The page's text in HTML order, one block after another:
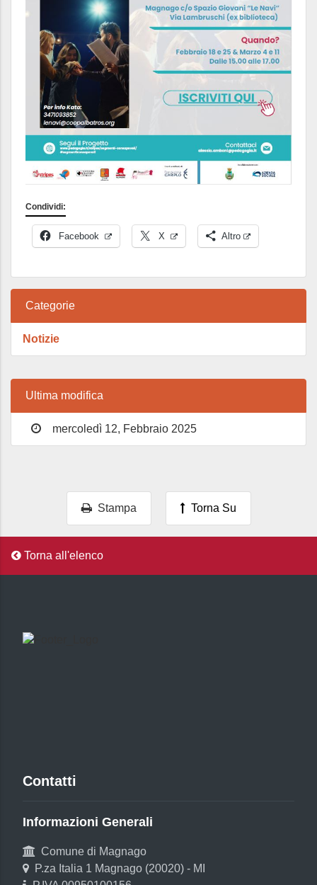
Condividi:
Facebook X Altro
Categorie
Notizie
Ultima modifica
mercoledì 12, Febbraio 2025
Stampa Torna Su
Torna all'elenco
Contatti
Informazioni Generali
Comune di Magnago
P.za Italia 1 Magnago (20020) - MI